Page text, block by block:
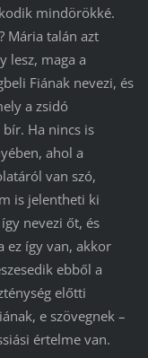
mindörökké.
Mária talán azt
lesz, maga a
Fiának nevezi, és
a zsidó
Ha nincs is
ahol a
van szó,
is jelentheti ki
nevezi őt, és
ez így van, akkor
ebből a
előtti
e szövegnek –
értelme van.